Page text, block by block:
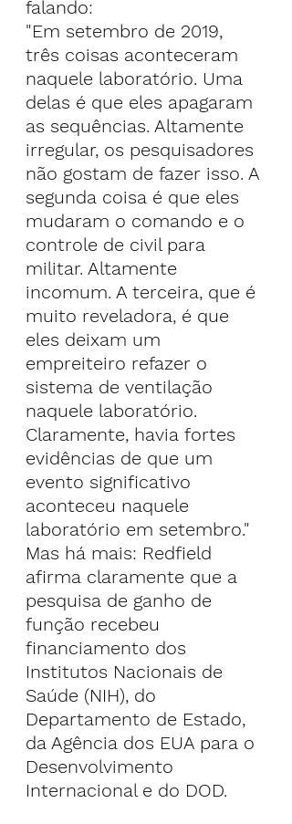
falando:
"Em setembro de 2019,
três coisas aconteceram
naquele laboratório. Uma
delas é que eles apagaram
as sequências. Altamente
irregular, os pesquisadores
não gostam de fazer isso. A
segunda coisa é que eles
mudaram o comando e o
controle de civil para
militar. Altamente
incomum. A terceira, que é
muito reveladora, é que
eles deixam um
empreiteiro refazer o
sistema de ventilação
naquele laboratório.
Claramente, havia fortes
evidências de que um
evento significativo
aconteceu naquele
laboratório em setembro."
Mas há mais: Redfield
afirma claramente que a
pesquisa de ganho de
função recebeu
financiamento dos
Institutos Nacionais de
Saúde (NIH), do
Departamento de Estado,
da Agência dos EUA para o
Desenvolvimento
Internacional e do DOD.